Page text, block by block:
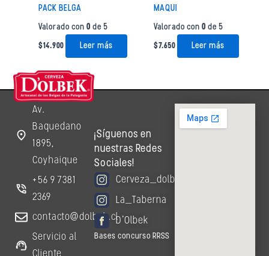
PACK BELGA
Valorado con 0 de 5
$14.900 Leer más
MAQUI
Valorado con 0 de 5
$7.650 Leer más
Av.
Baquedano
1895,
Coyhaique
+56 9 7381
2369
contacto@dolbek.cl
Servicio al
Cliente
¡Síguenos en
nuestras Redes
Sociales!
Cerveza_dolbek
La_Taberna
D'Olbek
Bases concurso RRSS